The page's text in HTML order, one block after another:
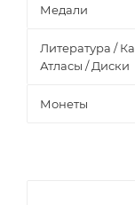
Медали
Литература /
Атласы / Диски
Монеты